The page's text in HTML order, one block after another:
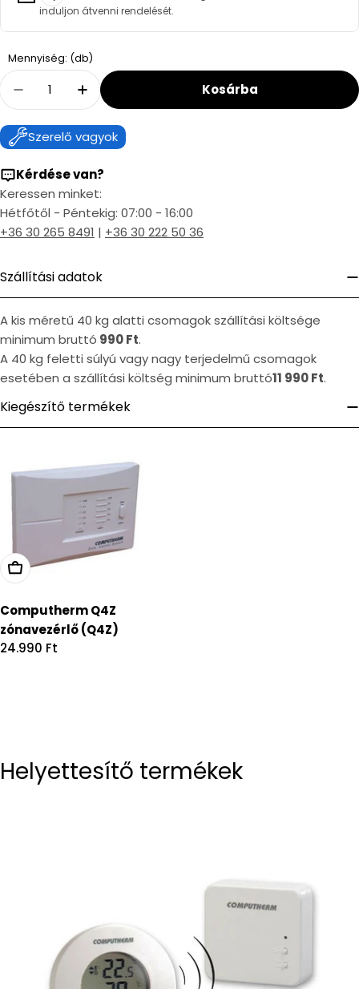
induljon átvenni rendelését.
Mennyiség: (db)Quantity
Decrease Quantity For Computherm
Increase Quantity For Computherm
Kosárba
Szerelő vagyok
Kérdése van?
Keressen minket:
Hétfőtől - Péntekig: 07:00 - 16:00
+36 30 265 8491 | +36 30 222 50 36
Szállítási adatok
A kis méretű 40 kg alatti csomagok szállítási költsége
minimum bruttó 990 Ft.
A 40 kg feletti súlyú vagy nagy terjedelmű csomagok
esetében a szállítási költség minimum bruttó11 990 Ft.
Kiegészítő termékek
Computherm Q4Z
zónavezérlő (Q4Z)
Regular
24.990 Ft
Helyettesítő termékek